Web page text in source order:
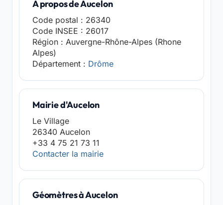
A propos de Aucelon
Code postal : 26340
Code INSEE : 26017
Région : Auvergne-Rhône-Alpes (Rhone
Alpes)
Département : Drôme
Mairie d'Aucelon
Le Village
26340 Aucelon
+33 4 75 21 73 11
Contacter la mairie
Géomètres à Aucelon